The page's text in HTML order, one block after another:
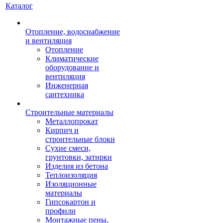
Каталог
Отопление, водоснабжение
и вентиляция
Отопление
Климатические
оборудование и
вентиляция
Инженерная
сантехника
Строительные материалы
Металлопрокат
Кирпич и
строительные блоки
Сухие смеси,
грунтовки, затирки
Изделия из бетона
Теплоизоляция
Изоляционные
материалы
Гипсокартон и
профили
Монтажные пены,